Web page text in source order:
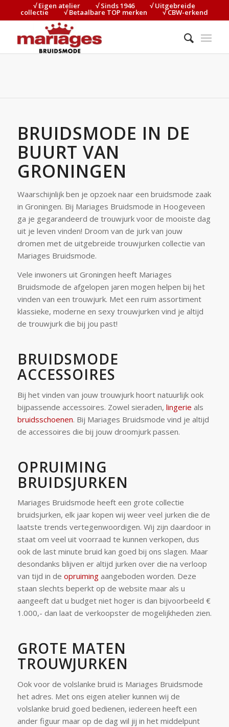
√ Eigen atelier⠀⠀⠀√ Sinds 1946⠀⠀⠀√ Uitgebreide
collectie⠀⠀⠀√ Betaalbare TOP merken⠀⠀⠀√ CBW-erkend
BRUIDSMODE IN DE
BUURT VAN
GRONINGEN
Waarschijnlijk ben je opzoek naar een bruidsmode zaak
in Groningen. Bij Mariages Bruidsmode in Hoogeveen
ga je gegarandeerd de trouwjurk voor de mooiste dag
uit je leven vinden! Droom van de jurk van jouw
dromen met de uitgebreide trouwjurken collectie van
Mariages Bruidsmode.
Vele inwoners uit Groningen heeft Mariages
Bruidsmode de afgelopen jaren mogen helpen bij het
vinden van een trouwjurk. Met een ruim assortiment
klassieke, moderne en sexy trouwjurken vind je altijd
de trouwjurk die bij jou past!
BRUIDSMODE
ACCESSOIRES
Bij het vinden van jouw trouwjurk hoort natuurlijk ook
bijpassende accessoires. Zowel sieraden, lingerie als
bruidsschoenen. Bij Mariages Bruidsmode vind je altijd
de accessoires die bij jouw droomjurk passen.
OPRUIMING
BRUIDSJURKEN
Mariages Bruidsmode heeft een grote collectie
bruidsjurken, elk jaar kopen wij weer veel jurken die de
laatste trends vertegenwoordigen. Wij zijn daardoor in
staat om veel uit voorraad te kunnen verkopen, dus
ook de last minute bruid kan goed bij ons slagen. Maar
desondanks blijven er altijd jurken over die na verloop
van tijd in de opruimingaangeboden worden. Deze
staan slechts beperkt op de website maar als u
aangeeft dat u budget niet hoger is dan bijvoorbeeld €
1.000,- dan laat de verkoopster de mogelijkheden zien.
GROTE MATEN
TROUWJURKEN
Ook voor de volslanke bruid is Mariages Bruidsmode
het adres. Met ons eigen atelier kunnen wij de
volslanke bruid goed bedienen, iedereen heeft een
ander figuur maar op de dag wil jij in het middelpunt